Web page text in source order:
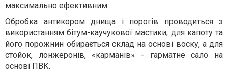
максимально ефективним.
Обробка антикором днища і порогів проводиться з
використанням бітум-каучукової мастики, для капоту та
його порожнин обирається склад на основі воску, а для
стойок, лонжеронів, «карманів» - гарматне сало на
основі ПВК.